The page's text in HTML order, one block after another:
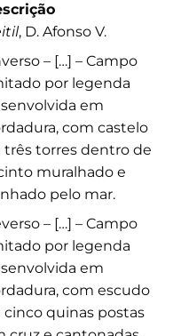
, D. Afonso V.
– […] – Campo
por legenda
em
com castelo
três torres dentro de
muralhado e
pelo mar.
– […] – Campo
por legenda
em
com escudo
cinco quinas postas